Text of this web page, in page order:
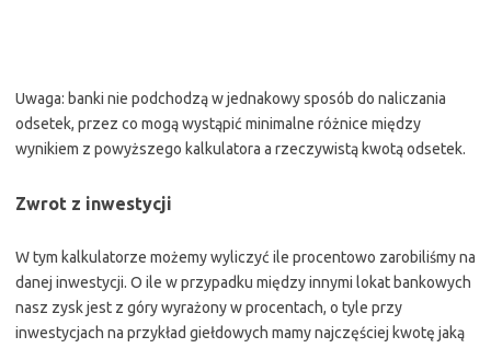
Uwaga: banki nie podchodzą w jednakowy sposób do naliczania
odsetek, przez co mogą wystąpić minimalne różnice między
wynikiem z powyższego kalkulatora a rzeczywistą kwotą odsetek.
Zwrot z inwestycji
W tym kalkulatorze możemy wyliczyć ile procentowo zarobiliśmy na
danej inwestycji. O ile w przypadku między innymi lokat bankowych
nasz zysk jest z góry wyrażony w procentach, o tyle przy
inwestycjach na przykład giełdowych mamy najczęściej kwotę jaką